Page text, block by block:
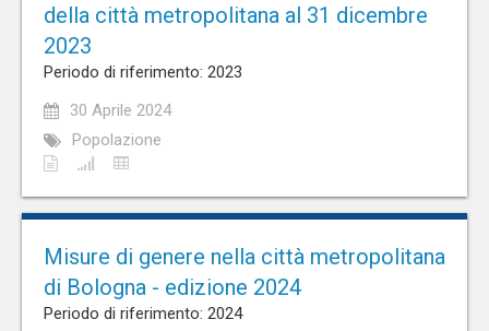
della città metropolitana al 31 dicembre
2023
Periodo di riferimento: 2023
30 Aprile 2024
Popolazione
Misure di genere nella città metropolitana
di Bologna - edizione 2024
Periodo di riferimento: 2024